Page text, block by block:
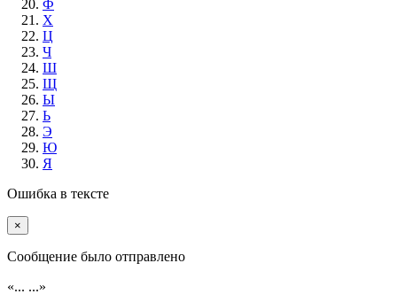
Ф
Х
Ц
Ч
Ш
Щ
Ы
Ь
Э
Ю
Я
Ошибка в тексте
×
Cообщение было отправлено
«... ...»